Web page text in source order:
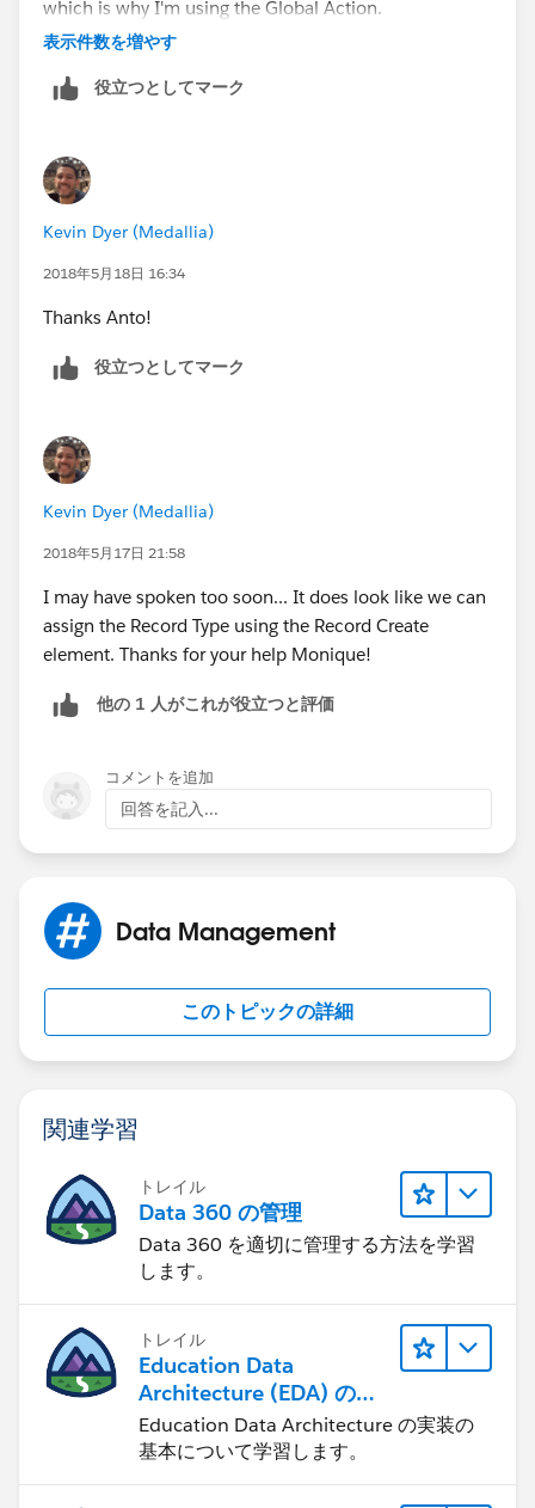
which is why I'm using the Global Action.
表示件数を増やす
役立つとしてマーク
Kevin Dyer (Medallia)
2018年5月18日 16:34
Thanks Anto!
役立つとしてマーク
Kevin Dyer (Medallia)
2018年5月17日 21:58
I may have spoken too soon... It does look like we can
assign the Record Type using the Record Create
element. Thanks for your help Monique!
他の 1 人がこれが役立つと評価
コメントを追加
回答を記入...
Data Management
このトピックの詳細
関連学習
トレイル
Data 360 の管理
Data 360 を適切に管理する方法を学習
します。
トレイル
Education Data
Architecture (EDA) の管
理
Education Data Architecture の実装の
基本について学習します。